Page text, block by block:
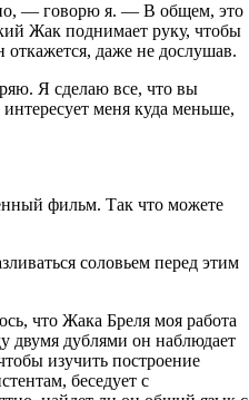
— говорю я. — В общем, это
Жак поднимает руку, чтобы
откажется, даже не дослушав.
Я сделаю все, что вы
меня куда меньше,
фильм. Так что можете
соловьем перед этим
что Жака Бреля моя работа
двумя дублями он наблюдает
изучить построение
беседует с